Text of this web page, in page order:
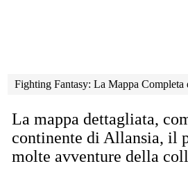
Fighting Fantasy: La Mappa
La mappa dettagliata,
continente di Allansia, il
molte avventure della